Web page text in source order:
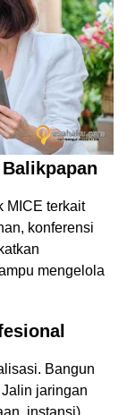
MICE terkait
konferensi
mengelola
Bangun
jaringan
instansi).